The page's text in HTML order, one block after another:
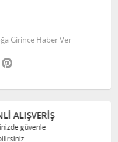
Girince Haber Ver
Twitter
%100 ORJINAL
Tüm ürünlerimiz ilgili